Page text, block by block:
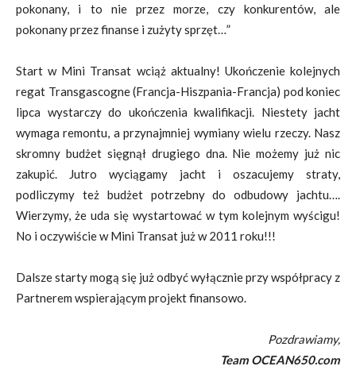
pokonany, i to nie przez morze, czy konkurentów, ale
pokonany przez finanse i zużyty sprzęt…”
Start w Mini Transat wciąż aktualny! Ukończenie kolejnych
regat Transgascogne (Francja-Hiszpania-Francja) pod koniec
lipca wystarczy do ukończenia kwalifikacji. Niestety jacht
wymaga remontu, a przynajmniej wymiany wielu rzeczy. Nasz
skromny budżet sięgnął drugiego dna. Nie możemy już nic
zakupić. Jutro wyciągamy jacht i oszacujemy straty,
podliczymy też budżet potrzebny do odbudowy jachtu….
Wierzymy, że uda się wystartować w tym kolejnym wyścigu!
No i oczywiście w Mini Transat już w 2011 roku!!!
Dalsze starty mogą się już odbyć wyłącznie przy współpracy z
Partnerem wspierającym projekt finansowo.
Pozdrawiamy,
Team OCEAN650.com